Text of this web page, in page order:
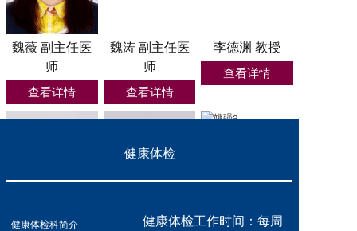
魏薇 副主任医
师
查看详情
魏涛 副主任医
师
查看详情
李德渊 教授
查看详情
健康体检
健康体检工作时间：每周
健康体检科简介